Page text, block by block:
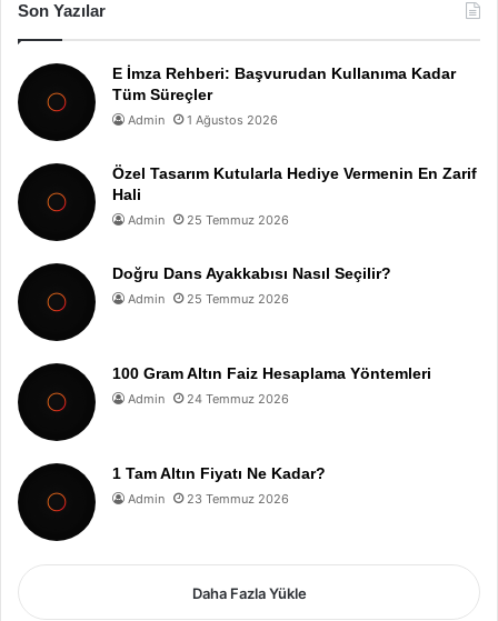
Son Yazılar
E İmza Rehberi: Başvurudan Kullanıma Kadar
Tüm Süreçler
Admin 1 Ağustos 2026
Özel Tasarım Kutularla Hediye Vermenin En Zarif
Hali
Admin 25 Temmuz 2026
Doğru Dans Ayakkabısı Nasıl Seçilir?
Admin 25 Temmuz 2026
100 Gram Altın Faiz Hesaplama Yöntemleri
Admin 24 Temmuz 2026
1 Tam Altın Fiyatı Ne Kadar?
Admin 23 Temmuz 2026
Daha Fazla Yükle